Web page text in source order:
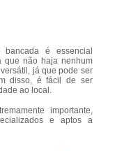
é essencial
que não haja nenhum
já que pode ser
disso, é fácil de ser
ao local.
importante,
e aptos a